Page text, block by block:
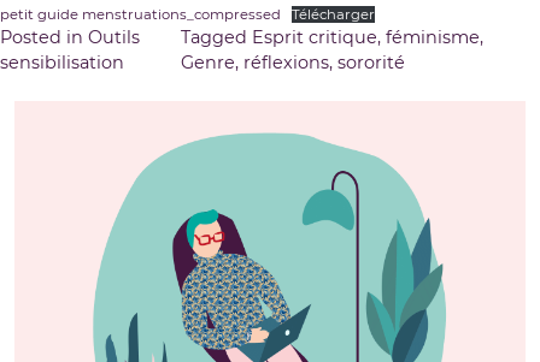
petit guide menstruations_compressed Télécharger
Posted in Outils
sensibilisation
Tagged Esprit critique,féminisme,
Genre, réflexions,sororité